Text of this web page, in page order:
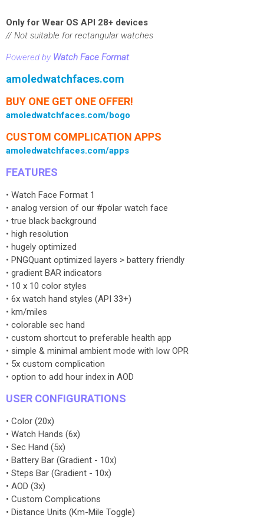
Only for Wear OS API 28+ devices
// Not suitable for rectangular watches
Powered by Watch Face Format
amoledwatchfaces.com
BUY ONE GET ONE OFFER!
amoledwatchfaces.com/bogo
CUSTOM COMPLICATION APPS
amoledwatchfaces.com/apps
FEATURES
• Watch Face Format 1
• analog version of our #polar watch face
• true black background
• high resolution
• hugely optimized
• PNGQuant optimized layers > battery friendly
• gradient BAR indicators
• 10 x 10 color styles
• 6x watch hand styles (API 33+)
• km/miles
• colorable sec hand
• custom shortcut to preferable health app
• simple & minimal ambient mode with low OPR
• 5x custom complication
• option to add hour index in AOD
USER CONFIGURATIONS
• Color (20x)
• Watch Hands (6x)
• Sec Hand (5x)
• Battery Bar (Gradient - 10x)
• Steps Bar (Gradient - 10x)
• AOD (3x)
• Custom Complications
• Distance Units (Km-Mile Toggle)